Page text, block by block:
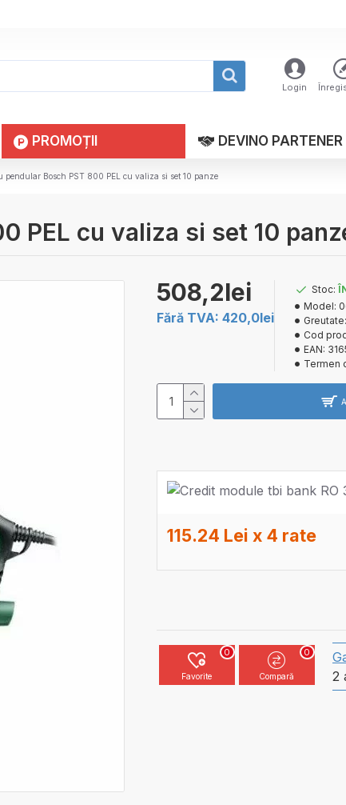
Login
PROMOȚII DEVINO PARTENER
pendular Bosch PST 800 PEL cu valiza si set 10 panze
PEL cu valiza si set 10
508,2lei
Fără TVA: 420,0lei
Stoc:
Model:
Greutate:
Cod
EAN:
Termen
115.24 Lei x 4 rate
Favorite
0
Compară
0
2